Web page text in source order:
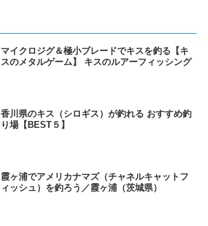
マイクロジグ＆極小ブレードでキスを釣る【キ
スのメタルゲーム】 キスのルアーフィッシング
香川県のキス（シロギス）が釣れる おすすめ釣
り場【BEST５】
霞ヶ浦でアメリカナマズ（チャネルキャットフ
ィッシュ）を釣ろう／霞ヶ浦（茨城県）